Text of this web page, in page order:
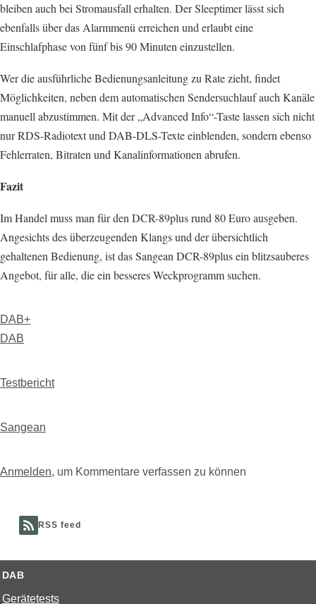
bleiben auch bei Stromausfall erhalten. Der Sleeptimer lässt sich
ebenfalls über das Alarmmenü erreichen und erlaubt eine
Einschlafphase von fünf bis 90 Minuten einzustellen.
Wer die ausführliche Bedienungsanleitung zu Rate zieht, findet
Möglichkeiten, neben dem automatischen Sendersuchlauf auch Kanäle
manuell abzustimmen. Mit der „Advanced Info“-Taste lassen sich nicht
nur RDS-Radiotext und DAB-DLS-Texte einblenden, sondern ebenso
Fehlerraten, Bitraten und Kanalinformationen abrufen.
Fazit
Im Handel muss man für den DCR-89plus rund 80 Euro ausgeben.
Angesichts des überzeugenden Klangs und der übersichtlich
gehaltenen Bedienung, ist das Sangean DCR-89plus ein blitzsauberes
Angebot, für alle, die ein besseres Weckprogramm suchen.
DAB+
DAB
Testbericht
Sangean
Anmelden, um Kommentare verfassen zu können
RSS feed
DAB
Gerätetests